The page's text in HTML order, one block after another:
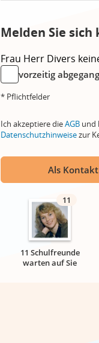
Melden Sie
Frau Herr Divers
vorzeitig
* Pflichtfelder
Ich akzeptiere dieAGB und
Datenschutzhinweisezur
Als
11
11 Schulfreunde
warten auf Sie